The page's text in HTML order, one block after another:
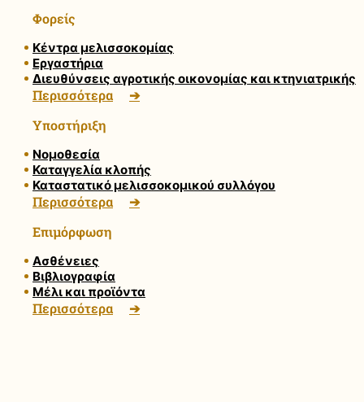
Φορείς
Κέντρα μελισσοκομίας
Εργαστήρια
Διευθύνσεις αγροτικής οικονομίας και κτηνιατρικής
Περισσότερα
Υποστήριξη
Νομοθεσία
Καταγγελία κλοπής
Καταστατικό μελισσοκομικού συλλόγου
Περισσότερα
Επιμόρφωση
Ασθένειες
Βιβλιογραφία
Μέλι και προϊόντα
Περισσότερα